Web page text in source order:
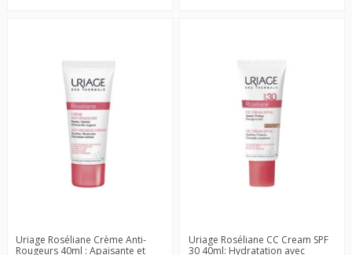
Uriage Roséliane Crème Anti-
Rougeurs 40ml : Apaisante et
Uriage Roséliane CC Cream SPF
30 40ml: Hydratation avec